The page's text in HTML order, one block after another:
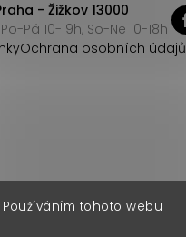
tohoto webu
- Žižkov 13000
Pá 10-19h, So-Ne 10-18h
Ochrana osobních údajů